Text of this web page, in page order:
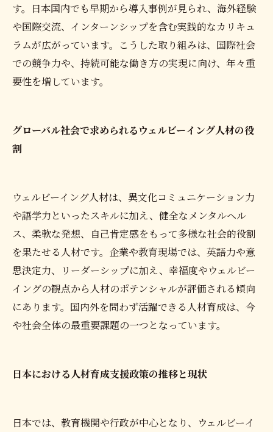
す。日本国内でも早期から導入事例が見られ、海外経験
や国際交流、インターンシップを含む実践的なカリキュ
ラムが広がっています。こうした取り組みは、国際社会
での競争力や、持続可能な働き方の実現に向け、年々重
要性を増しています。
グローバル社会で求められるウェルビーイング人材の役
割
ウェルビーイング人材は、異文化コミュニケーション力
や語学力といったスキルに加え、健全なメンタルヘル
ス、柔軟な発想、自己肯定感をもって多様な社会的役割
を果たせる人材です。企業や教育現場では、英語力や意
思決定力、リーダーシップに加え、幸福度やウェルビー
イングの観点から人材のポテンシャルが評価される傾向
にあります。国内外を問わず活躍できる人材育成は、今
や社会全体の最重要課題の一つとなっています。
日本における人材育成支援政策の推移と現状
日本では、教育機関や行政が中心となり、ウェルビーイ